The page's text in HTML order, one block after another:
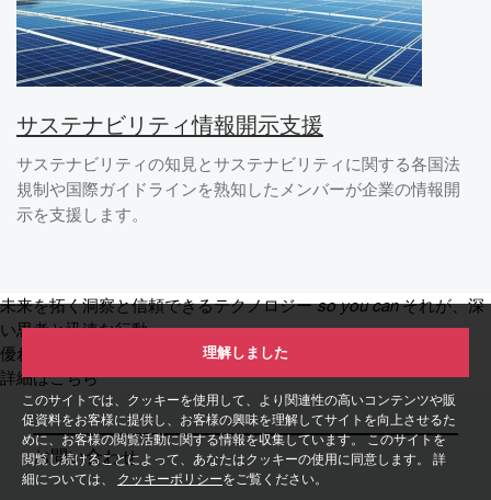
このサイトでは、クッキーを使用して、より関連性の高いコンテンツや販
促資料をお客様に提供し、お客様の興味を理解してサイトを向上させるた
めに、お客様の閲覧活動に関する情報を収集しています。 このサイトを
閲覧し続けることによって、あなたはクッキーの使用に同意します。 詳
細については、 クッキーポリシーをご覧ください。
理解しました
サステナビリティ情報開示支援
サステナビリティの知見とサステナビリティに関する各国法
規制や国際ガイドラインを熟知したメンバーが企業の情報開
示を支援します。
未来を拓く洞察と信頼できるテクノロジー so you can それが、深
い思考と迅速な行動、
優れた成果を生み出す
詳細はこちら
お問い合わせ